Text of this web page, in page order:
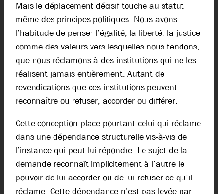
Mais le déplacement décisif touche au statut
même des principes politiques. Nous avons
l’habitude de penser l’égalité, la liberté, la justice
comme des valeurs vers lesquelles nous tendons,
que nous réclamons à des institutions qui ne les
réalisent jamais entièrement. Autant de
revendications que ces institutions peuvent
reconnaître ou refuser, accorder ou différer.
Cette conception place pourtant celui qui réclame
dans une dépendance structurelle vis-à-vis de
l’instance qui peut lui répondre. Le sujet de la
demande reconnaît implicitement à l’autre le
pouvoir de lui accorder ou de lui refuser ce qu’il
réclame. Cette dépendance n’est pas levée par